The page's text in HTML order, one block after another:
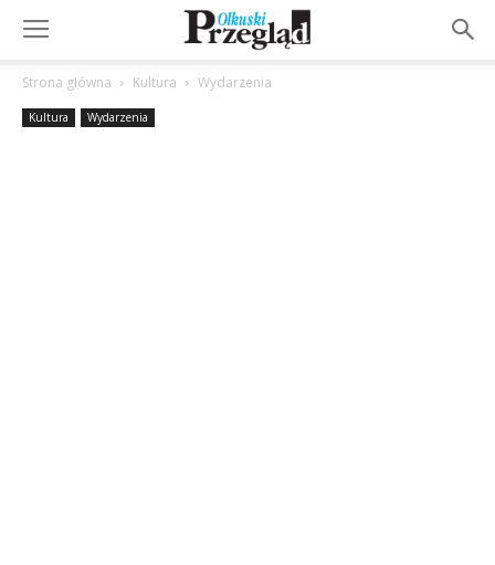
Strona główna Kultura Wydarzenia
Kultura Wydarzenia